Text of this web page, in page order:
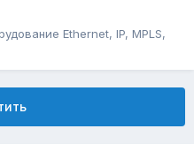
Ethernet, IP, MPLS,